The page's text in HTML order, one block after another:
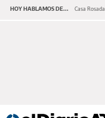
HOY HABLAMOS DE... Casa Rosada